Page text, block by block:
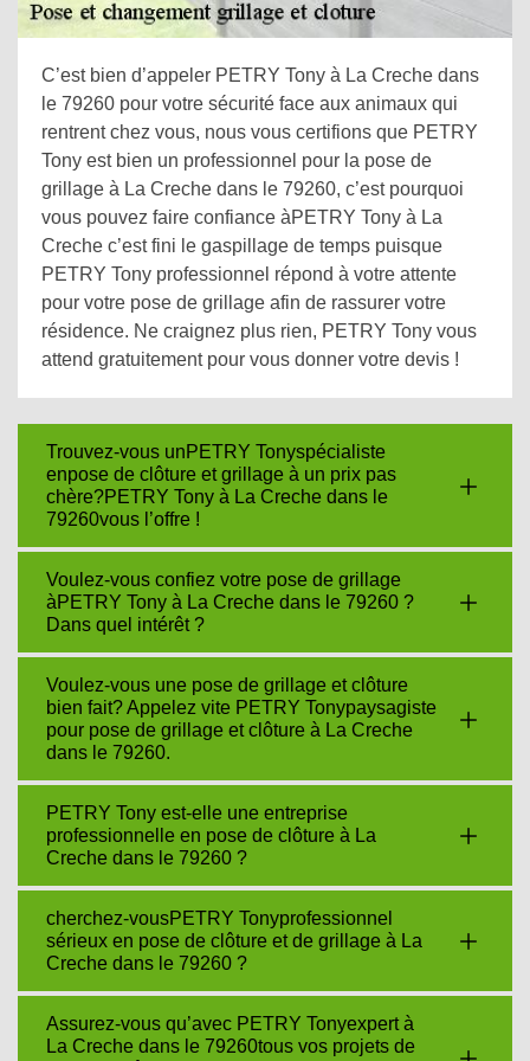
C’est bien d’appeler PETRY Tony à La Creche dans
le 79260 pour votre sécurité face aux animaux qui
rentrent chez vous, nous vous certifions que PETRY
Tony est bien un professionnel pour la pose de
grillage à La Creche dans le 79260, c’est pourquoi
vous pouvez faire confiance àPETRY Tony à La
Creche c’est fini le gaspillage de temps puisque
PETRY Tony professionnel répond à votre attente
pour votre pose de grillage afin de rassurer votre
résidence. Ne craignez plus rien, PETRY Tony vous
attend gratuitement pour vous donner votre devis !
Trouvez-vous unPETRY Tonyspécialiste
enpose de clôture et grillage à un prix pas
chère?PETRY Tony à La Creche dans le
79260vous l’offre !
Voulez-vous confiez votre pose de grillage
àPETRY Tony à La Creche dans le 79260 ?
Dans quel intérêt ?
Voulez-vous une pose de grillage et clôture
bien fait? Appelez vite PETRY Tonypaysagiste
pour pose de grillage et clôture à La Creche
dans le 79260.
PETRY Tony est-elle une entreprise
professionnelle en pose de clôture à La
Creche dans le 79260 ?
cherchez-vousPETRY Tonyprofessionnel
sérieux en pose de clôture et de grillage à La
Creche dans le 79260 ?
Assurez-vous qu’avec PETRY Tonyexpert à
La Creche dans le 79260tous vos projets de